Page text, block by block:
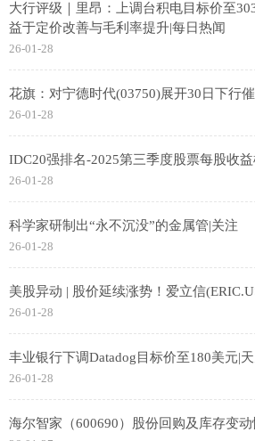
大行评级｜里昂：上调台积电目标价至
益于定价改善与毛利率提升|每日热闻
26-01-28
花旗：对宁德时代(03750)展开30日下行
26-01-28
IDC20强排名-2025第三季度股票每股收
26-01-28
科学家研制出“永不沉没”的金属管|关注
26-01-28
美股异动 | 股价延续涨势！爱立信
26-01-28
丰业银行下调Datadog目标价至180美元|
26-01-28
海尔智家（600690）股份回购及库存变